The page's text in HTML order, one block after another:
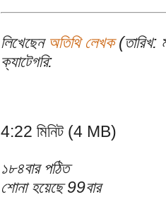
লিখেছেন অতিথি লেখক(তারিখ:
ক্যাটেগরি:
4:22 মিনিট (4 MB)
১৮৪বার পঠিত
শোনা হয়েছে 99বার